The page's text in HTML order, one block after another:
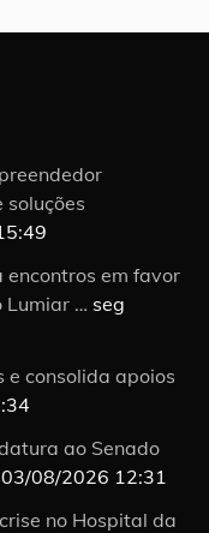
soluções
encontros em favor
Lumiar … seg
e consolida apoios
ao Senado
08/2026 12:31
no Hospital da